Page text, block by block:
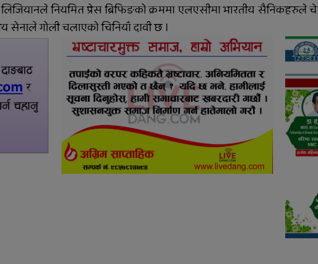
र
एक
दुग्ध चिस्यान केन्द्र अनुदान
हिनामिना आरोपमा
आठबिसकोटका मेयरसहित ११
जनाविरुद्ध भ्रष्टाचार मुद्दा
तुलसीपुरमा मोटरसाइकल र
स्कुटी ठोक्किँदा युवतीको मृत्यु
नियमित प्रेस ब्रिफिङको क्रममा एलएसीमा भारतीय सैनिकहरुले
सेनाले गोली चलाएको चिनियाँ दावी छ ।